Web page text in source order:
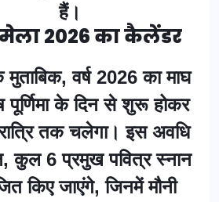
हैं।
2026 का कैलेंडर
वर्ष 2026 का माघ
पूर्णिमा के दिन से शुरू होकर
तक चलेगा। इस अवधि
कुल 6 प्रमुख पवित्र स्नान
किए जाएंगे, जिनमें मौनी